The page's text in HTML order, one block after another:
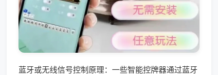
蓝牙或无线信号控制原理：一些智能控牌器通过蓝牙